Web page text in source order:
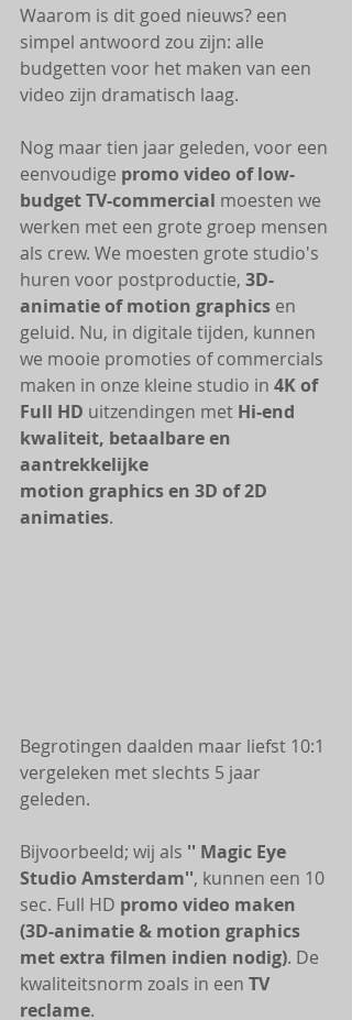
Waarom is dit goed nieuws? een
simpel antwoord zou zijn: alle
budgetten voor het maken van een
video zijn dramatisch laag.
Nog maar tien jaar geleden, voor een
eenvoudige promo video of low-
budget TV-commercial moesten we
werken met een grote groep mensen
als crew. We moesten grote studio's
huren voor postproductie, 3D-
animatie of motion graphics en
geluid. Nu, in digitale tijden, kunnen
we mooie promoties of commercials
maken in onze kleine studio in 4K of
Full HD uitzendingen met Hi-end
kwaliteit, betaalbare en
aantrekkelijke
motion graphics en 3D of 2D
animaties.
Begrotingen daalden maar liefst 10:1
vergeleken met slechts 5 jaar
geleden.
Bijvoorbeeld; wij als '' Magic Eye
Studio Amsterdam'', kunnen een 10
sec. Full HD promo video maken
(3D-animatie & motion graphics
met extra filmen indien nodig). De
kwaliteitsnorm zoals in een TV
reclame.